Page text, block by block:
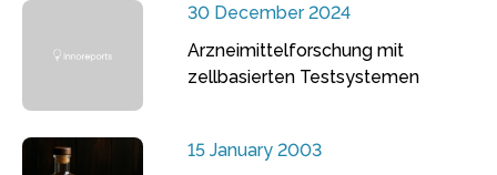
30 December 2024
Arzneimittelforschung mit
zellbasierten Testsystemen
15 January 2003